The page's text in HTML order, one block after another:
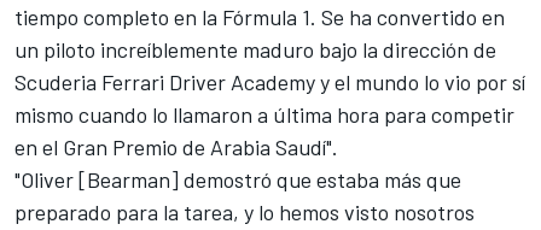
tiempo completo en la Fórmula 1. Se ha convertido en
un piloto increíblemente maduro bajo la dirección de
Scuderia Ferrari Driver Academy y el mundo lo vio por sí
mismo cuando lo llamaron a última hora para competir
en el Gran Premio de Arabia Saudí".
"Oliver [Bearman] demostró que estaba más que
preparado para la tarea, y lo hemos visto nosotros